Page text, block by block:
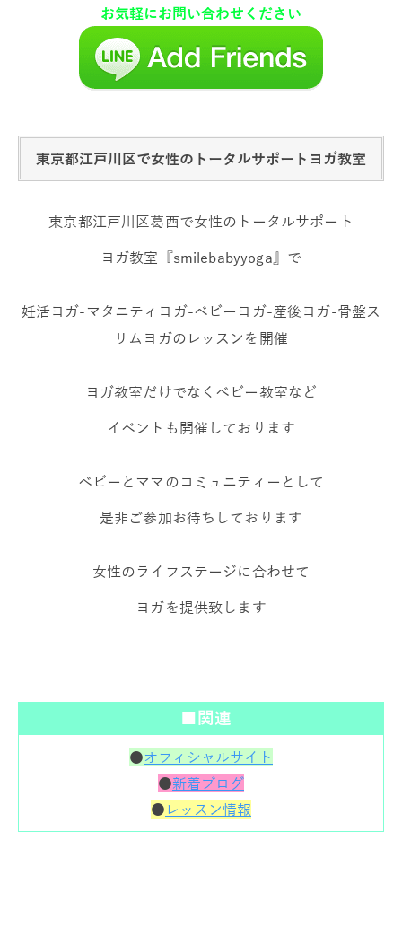
お気軽にお問い合わせください
東京都江戸川区で女性のトータルサポートヨガ教室
東京都江戸川区葛西で女性のトータルサポート
ヨガ教室『smilebabyyoga』で
妊活ヨガ-マタニティヨガ-ベビーヨガ-産後ヨガ-骨盤ス
リムヨガのレッスンを開催
ヨガ教室だけでなくベビー教室など
イベントも開催しております
ベビーとママのコミュニティーとして
是非ご参加お待ちしております
女性のライフステージに合わせて
ヨガを提供致します
■関連
●オフィシャルサイト
●新着ブログ
●レッスン情報